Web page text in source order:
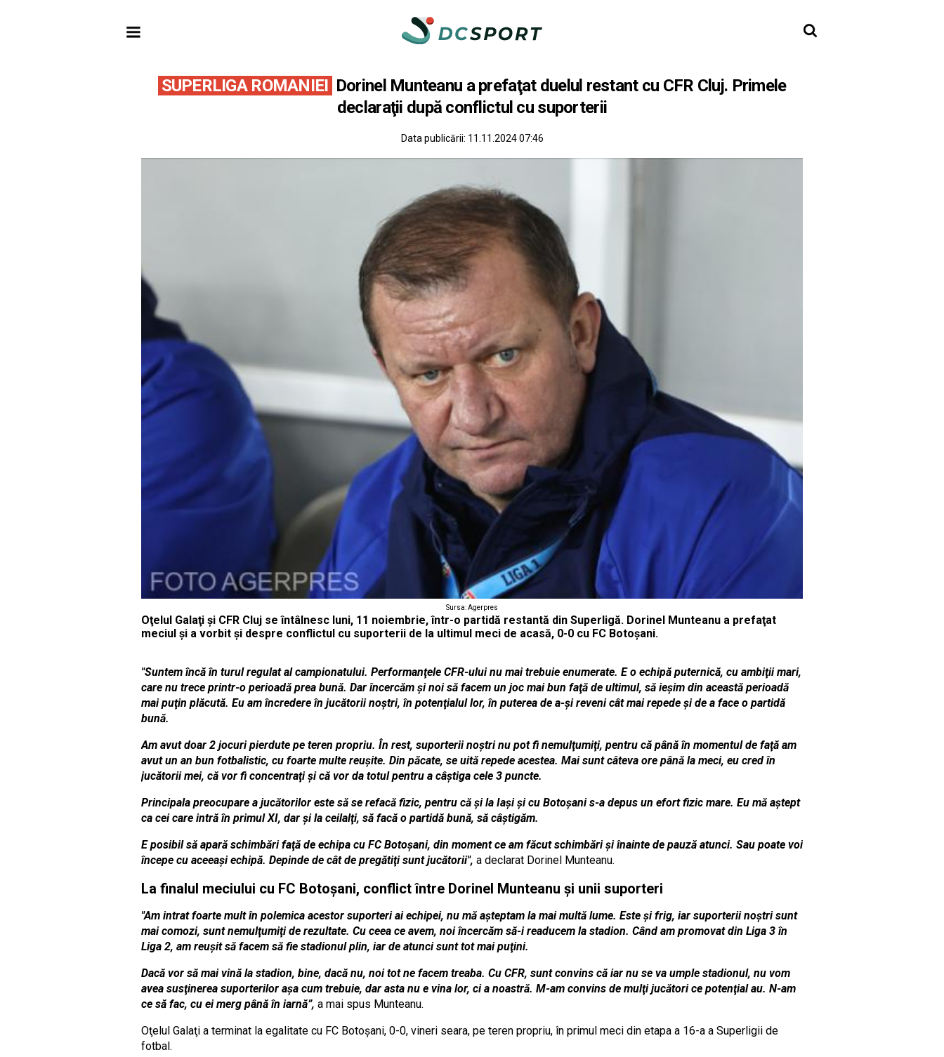
SUPERLIGA ROMANIEI Dorinel Munteanu a prefaţat duelul restant cu CFR Cluj. Primele
declaraţii după conflictul cu suporterii
Data publicării: 11.11.2024 07:46
Sursa: Agerpres
Oţelul Galaţi şi CFR Cluj se întâlnesc luni, 11 noiembrie, într-o partidă restantă din Superligă. Dorinel Munteanu a prefaţat
meciul şi a vorbit şi despre conflictul cu suporterii de la ultimul meci de acasă, 0-0 cu FC Botoşani.
"Suntem încă în turul regulat al campionatului. Performanţele CFR-ului nu mai trebuie enumerate. E o echipă puternică, cu ambiţii mari,
care nu trece printr-o perioadă prea bună. Dar încercăm şi noi să facem un joc mai bun faţă de ultimul, să ieşim din această perioadă
mai puţin plăcută. Eu am încredere în jucătorii noştri, în potenţialul lor, în puterea de a-şi reveni cât mai repede şi de a face o partidă
bună.
Am avut doar 2 jocuri pierdute pe teren propriu. În rest, suporterii noştri nu pot fi nemulţumiţi, pentru că până în momentul de faţă am
avut un an bun fotbalistic, cu foarte multe reuşite. Din păcate, se uită repede acestea. Mai sunt câteva ore până la meci, eu cred în
jucătorii mei, că vor fi concentraţi şi că vor da totul pentru a câştiga cele 3 puncte.
Principala preocupare a jucătorilor este să se refacă fizic, pentru că şi la Iaşi şi cu Botoşani s-a depus un efort fizic mare. Eu mă aştept
ca cei care intră în primul XI, dar şi la ceilalţi, să facă o partidă bună, să câştigăm.
E posibil să apară schimbări faţă de echipa cu FC Botoşani, din moment ce am făcut schimbări şi înainte de pauză atunci. Sau poate voi
începe cu aceeaşi echipă. Depinde de cât de pregătiţi sunt jucătorii", a declarat Dorinel Munteanu.
La finalul meciului cu FC Botoşani, conflict între Dorinel Munteanu şi unii suporteri
"Am intrat foarte mult în polemica acestor suporteri ai echipei, nu mă aşteptam la mai multă lume. Este şi frig, iar suporterii noştri sunt
mai comozi, sunt nemulţumiţi de rezultate. Cu ceea ce avem, noi încercăm să-i readucem la stadion. Când am promovat din Liga 3 în
Liga 2, am reuşit să facem să fie stadionul plin, iar de atunci sunt tot mai puţini.
Dacă vor să mai vină la stadion, bine, dacă nu, noi tot ne facem treaba. Cu CFR, sunt convins că iar nu se va umple stadionul, nu vom
avea susţinerea suporterilor aşa cum trebuie, dar asta nu e vina lor, ci a noastră. M-am convins de mulţi jucători ce potenţial au. N-am
ce să fac, cu ei merg până în iarnă”, a mai spus Munteanu.
Oţelul Galaţi a terminat la egalitate cu FC Botoşani, 0-0, vineri seara, pe teren propriu, în primul meci din etapa a 16-a a Superligii de
fotbal.